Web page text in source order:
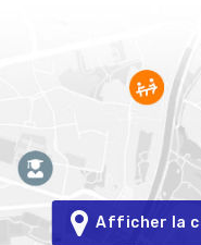
Afficher la